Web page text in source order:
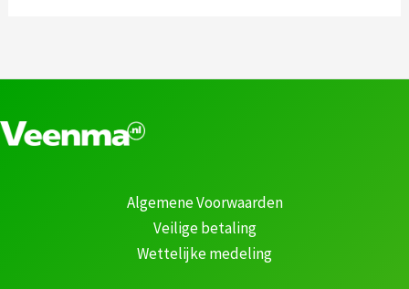
Algemene Voorwaarden
Veilige betaling
Wettelijke medeling